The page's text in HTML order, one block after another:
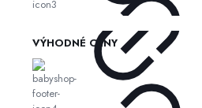
VÝHODNÉ CENY